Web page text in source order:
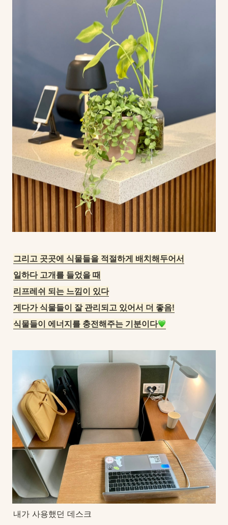
그리고 곳곳에 식물들을 적절하게 배치해두어서
일하다 고개를 들었을 때
리프레쉬 되는 느낌이 있다
게다가 식물들이 잘 관리되고 있어서 더 좋음!
식물들이 에너지를 충전해주는 기분이다
내가 사용했던 데스크